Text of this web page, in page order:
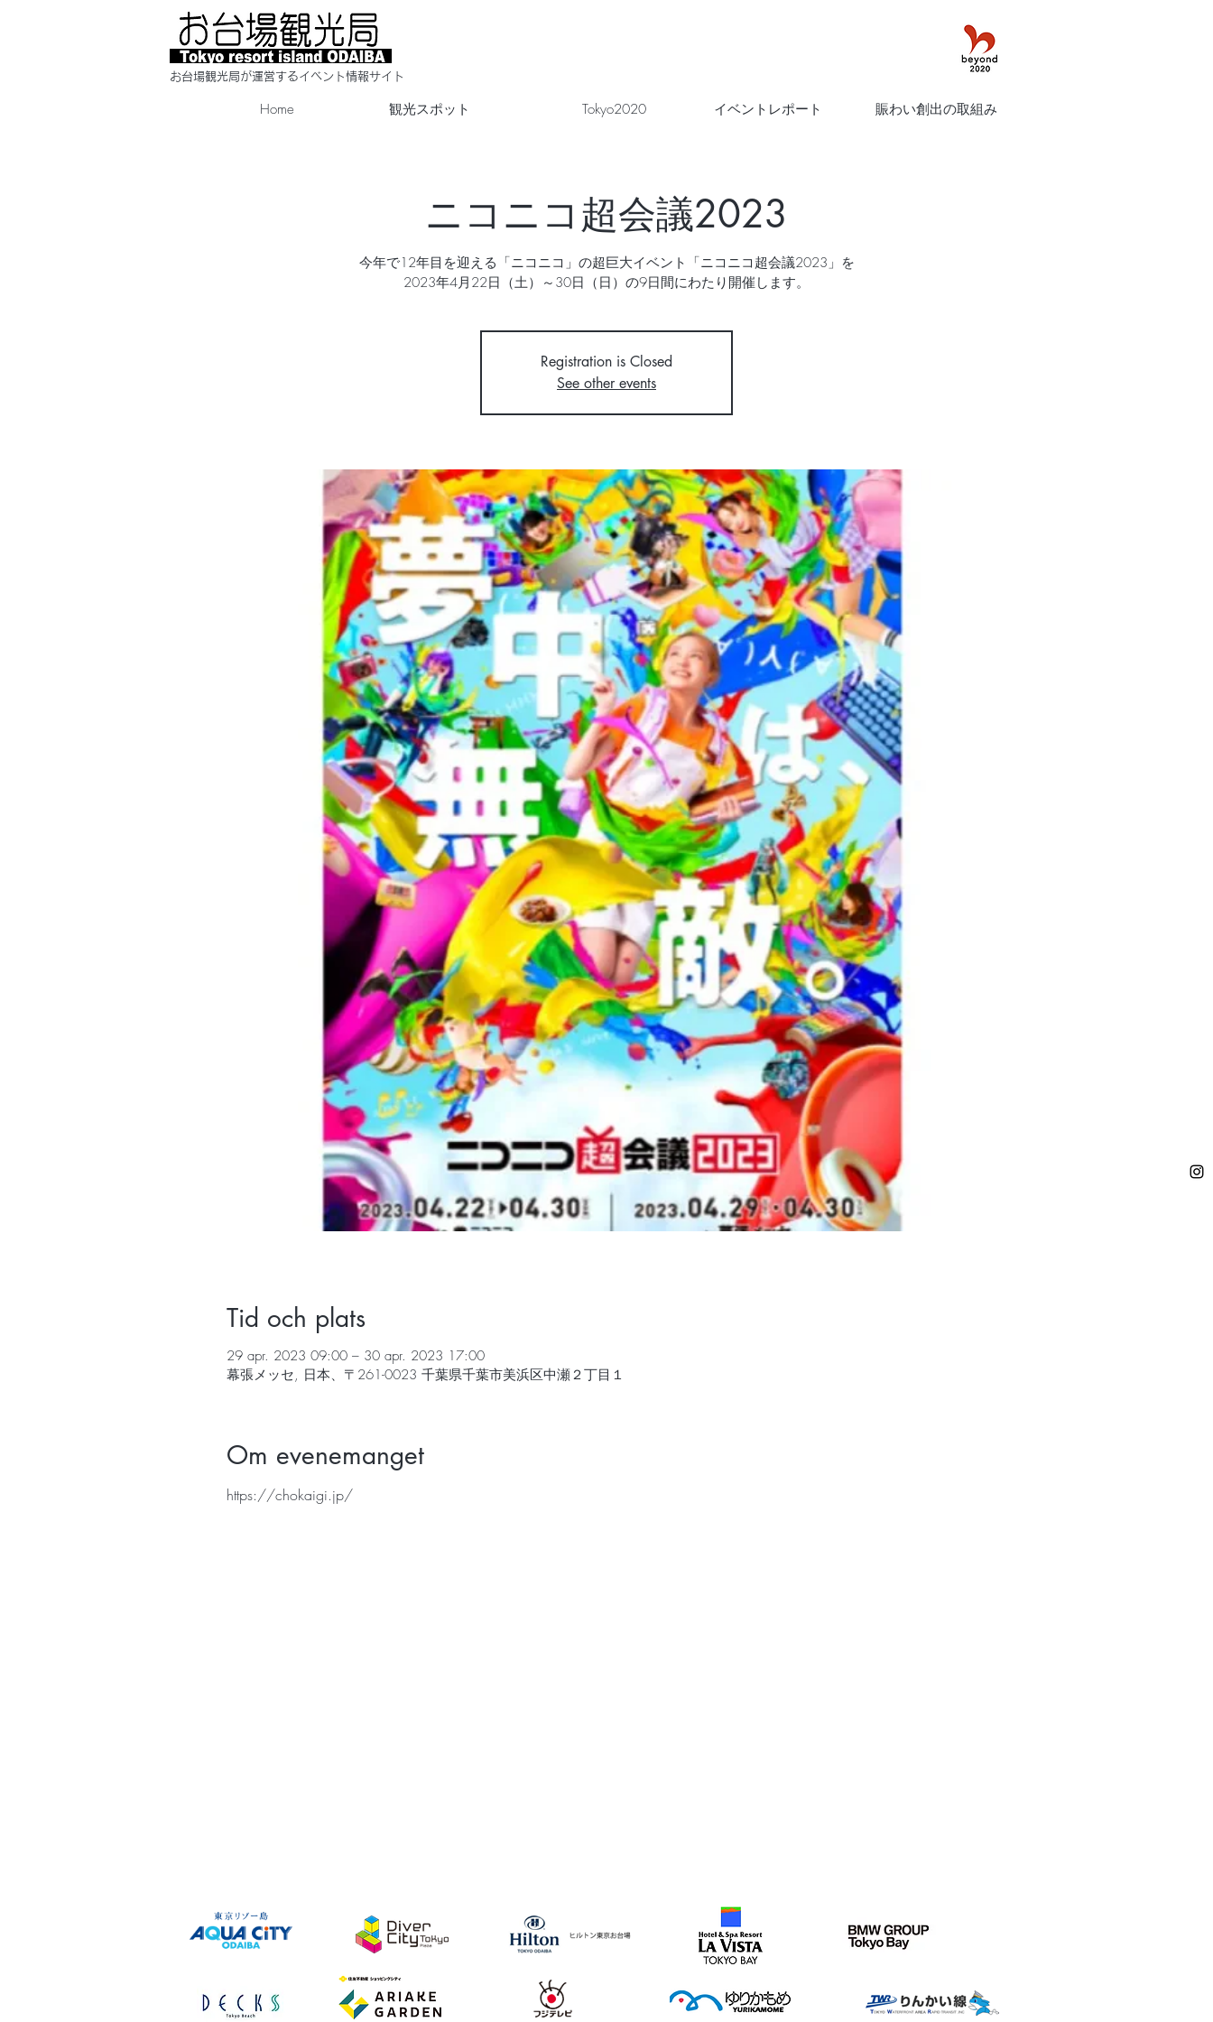
​お台場観光局が運営するイベント情報サイト
Home 観光スポット Tokyo2020 イベントレポート 賑わい創出の取組み
ニコニコ超会議2023
今年で12年目を迎える「ニコニコ」の超巨大イベント「ニコニコ超会議2023」を
2023年4月22日（土）～30日（日）の9日間にわたり開催します。
Registration is Closed
See other events
Tid och plats
29 apr. 2023 09:00 – 30 apr. 2023 17:00
幕張メッセ, 日本、〒261-0023 千葉県千葉市美浜区中瀬２丁目１
Om evenemanget
https://chokaigi.jp/